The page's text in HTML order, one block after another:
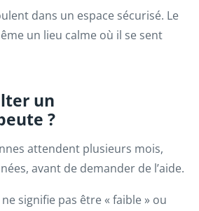
dans un espace sécurisé. Le
un lieu calme où il se sent
un
?
attendent plusieurs mois,
avant de demander de l’aide.
signifie pas être « faible » ou